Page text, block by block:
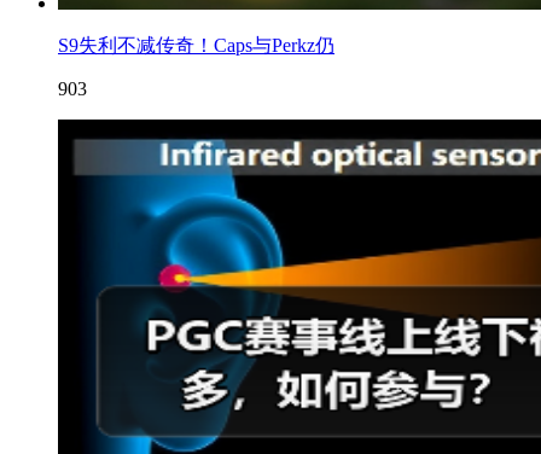
S9失利不减传奇！Caps与Perkz仍
903